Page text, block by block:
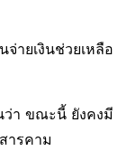
ายเงินช่วยเหลือ
ว่า ขณะนี้ ยังคงมี
ารคาม